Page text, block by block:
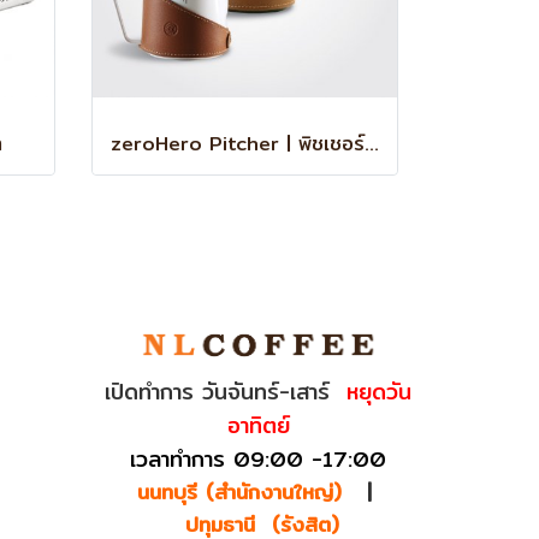
zeroHero Pitcher | พิชเชอร์ เหยือกตีฟองนม
เปิดทำการ วันจันทร์-เสาร์ หยุดวัน
อาทิตย์
เวลาทำการ 09:00 -17:00
นนทบุรี (สำนักงานใหญ่) |
ปทุมธานี (รังสิต)